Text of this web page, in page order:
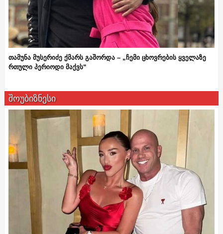
თამუნა მუსერიძე ქმარს გაშორდა – „ჩემი ცხოვრების ყველაზე
რთული პერიოდი მაქვს“
შოუბიზნესი